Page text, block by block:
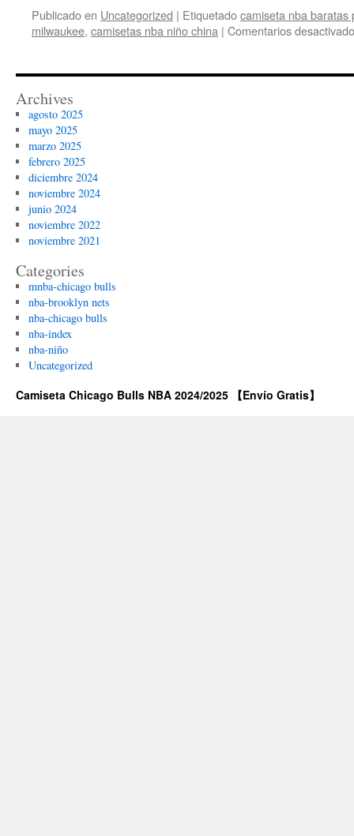
Publicado en Uncategorized | Etiquetadocamiseta nba baratas
milwaukee, camisetas nba niño china | Comentarios
Archives
agosto 2025
mayo 2025
marzo 2025
febrero 2025
diciembre 2024
noviembre 2024
junio 2024
noviembre 2022
noviembre 2021
Categories
mnba-chicago bulls
nba-brooklyn nets
nba-chicago bulls
nba-index
nba-niño
Uncategorized
Camiseta Chicago Bulls NBA 2024/2025 【Envío Gratis】